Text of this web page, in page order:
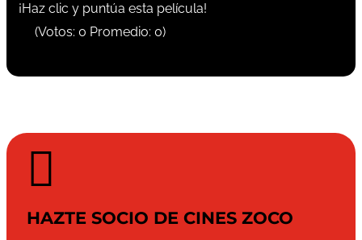
¡Haz clic y puntúa esta película!
(Votos: 0 Promedio: 0)

HAZTE SOCIO DE CINES ZOCO